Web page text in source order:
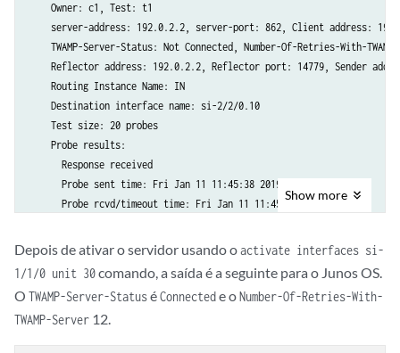
      Response received
      Probe sent time: Fri Jan 11 11:43:36 2019
      Probe rcvd/timeout time: Fri Jan 11 11:43:36 2019
Rtt: 58 usec, Egress jitter: 1 usec, Ingress jitter: -1 usec,
Egress interarrival jitter: 28 usec, Ingress interarrival
    Results over current test:
      Probes sent: 15, Probes received: 15, Loss percentage: 0.000000
      Measurement: Round trip time
Samples: 15, Minimum: 57 usec, Maximum: 59 usec, Average:
      Measurement: Positive egress jitter
    Measurement: Round trip time
Samples: 105, Minimum: 57 usec, Maximum: 59 usec, Average:
      Measurement: Positive egress jitter
Samples: 77, Minimum: 0 usec, Maximum: 398 usec, Average:
    Owner: c1, Test: t1
server-address: 192.0.2.2, server-port: 862, Client address:
TWAMP-Server-Status: Not Connected, Number-Of-Retries-With-
Reflector address: 192.0.2.2, Reflector port: 14779, Sender
    Routing Instance Name: IN
    Destination interface name: si-2/2/0.10
    Test size: 20 probes
    Probe results:
      Response received
      Probe sent time: Fri Jan 11 11:45:38 2019
      Probe rcvd/timeout time: Fri Jan 11 11:45:38 2019
Egress interarrival jitter: 37 usec, Ingress interarrival
      Probes sent: 10, Probes received: 10, Loss percentage: 0.000000
      Measurement: Round trip time
Show more
Depois de ativar o servidor usando oactivate interfaces si-
1/1/0 unit 30comando, a saída é a seguinte para o Junos OS.
O TWAMP-Server-StatuséConnectede oNumber-Of-Retries-With-
TWAMP-Server 12.